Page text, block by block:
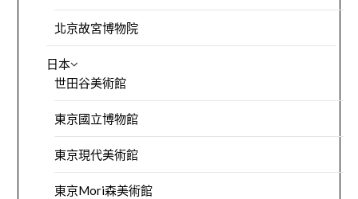
北京故宮博物院
日本
世田谷美術館
東京國立博物館
東京現代美術館
東京Mori森美術館